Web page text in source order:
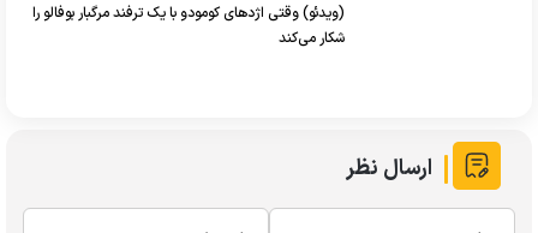
(ویدئو) وقتی اژد‌های کومودو با یک ترفند مرگبار بوفالو را
شکار می‌کند
ارسال نظر